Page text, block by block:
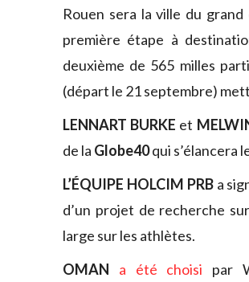
Rouen sera la ville du
première étape à
deuxième de 565 milles
(départ le 21 septembre)
LENNART BURKE et
de la Globe40qui s’élancera
L’ÉQUIPE HOLCIM PRBa
d’un projet de recherche
large sur les athlètes.
OMAN
a été choisi par